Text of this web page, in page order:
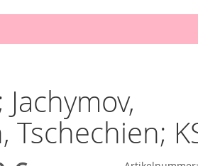
Tschechien;